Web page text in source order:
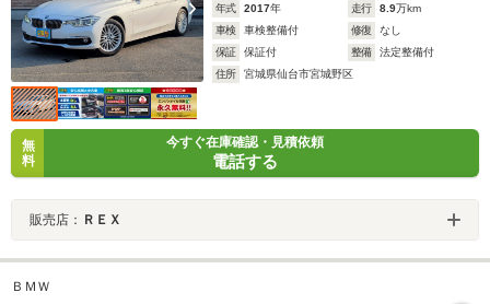
年式 2017年 走行 8.9万km
車検
車検整備付 修復
なし
保証
保証付 整備
法定整備付
住所
宮城県仙台市宮城野区
無
料
今すぐ在庫確認・見積依頼
電話する
販売店： ＲＥＸ
ＢＭＷ